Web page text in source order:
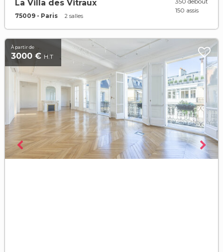
La Villa des Vitraux
75009 - Paris 2 salles
150 assis
À partir de
3000 € H.T